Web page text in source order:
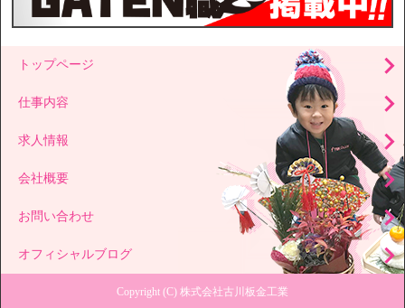
トップページ
仕事内容
求人情報
会社概要
お問い合わせ
オフィシャルブログ
Copyright (C) 株式会社古川板金工業